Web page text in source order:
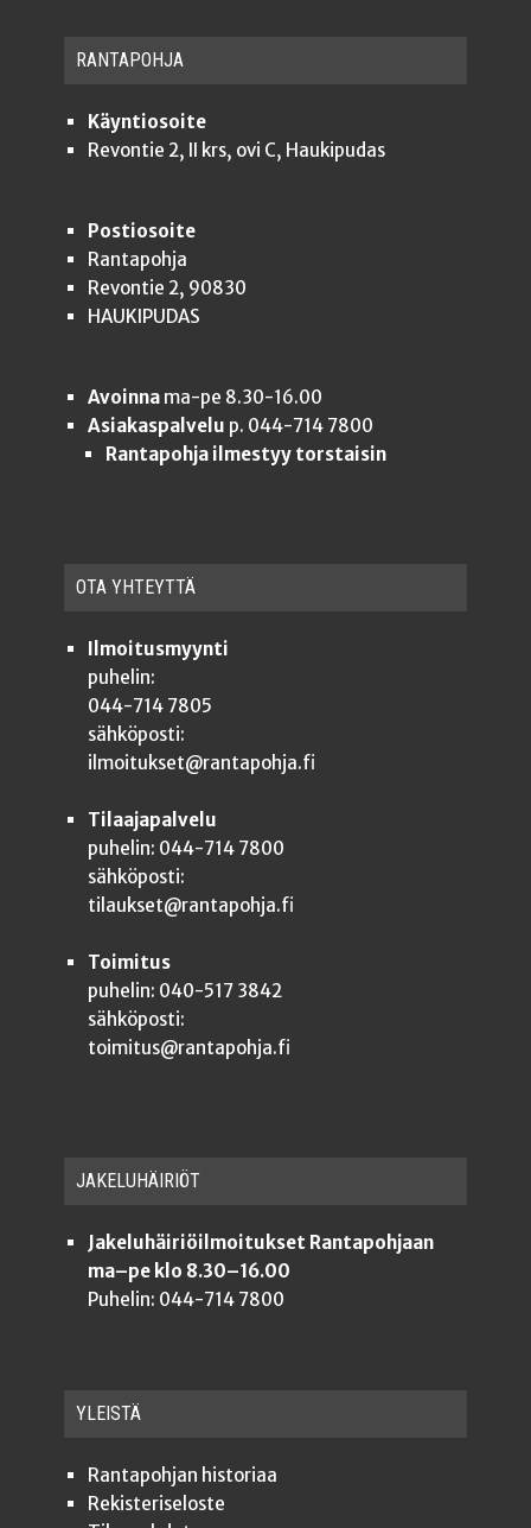
RAN­TA­POH­JA
Käyntiosoite
Revontie 2, II krs, ovi C, Haukipudas
Postiosoite
Rantapohja
Revontie 2, 90830
HAUKIPUDAS
Avoinnama-pe 8.30-16.00
Asiakaspalvelu p. 044-714 7800
Rantapohja ilmestyy torstaisin
OTA YHTEYT­TÄ
Ilmoitusmyynti
puhelin:
044-714 7805
sähköposti:
ilmoitukset@rantapohja.fi
Tilaajapalvelu
puhelin: 044-714 7800
sähköposti:
tilaukset@rantapohja.fi
Toimitus
puhelin: 040-517 3842
sähköposti:
toimitus@rantapohja.fi
JAKE­LU­HÄI­RIÖT
Jakeluhäiriöilmoitukset Rantapohjaan
ma–pe klo 8.30–16.00
Puhelin: 044-714 7800
YLEISTÄ
Ran­ta­poh­jan historiaa
Rekis­te­ri­se­los­te